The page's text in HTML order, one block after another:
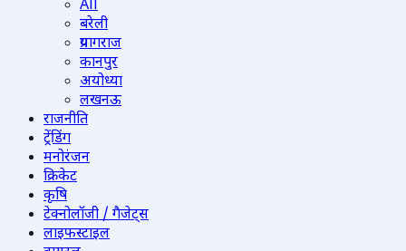
All
बरेली
प्रयागराज
कानपुर
अयोध्या
लखनऊ
राजनीति
ट्रेंडिंग
मनोरंजन
क्रिकेट
कृषि
टेक्नोलॉजी / गैजेट्स
लाइफस्टाइल